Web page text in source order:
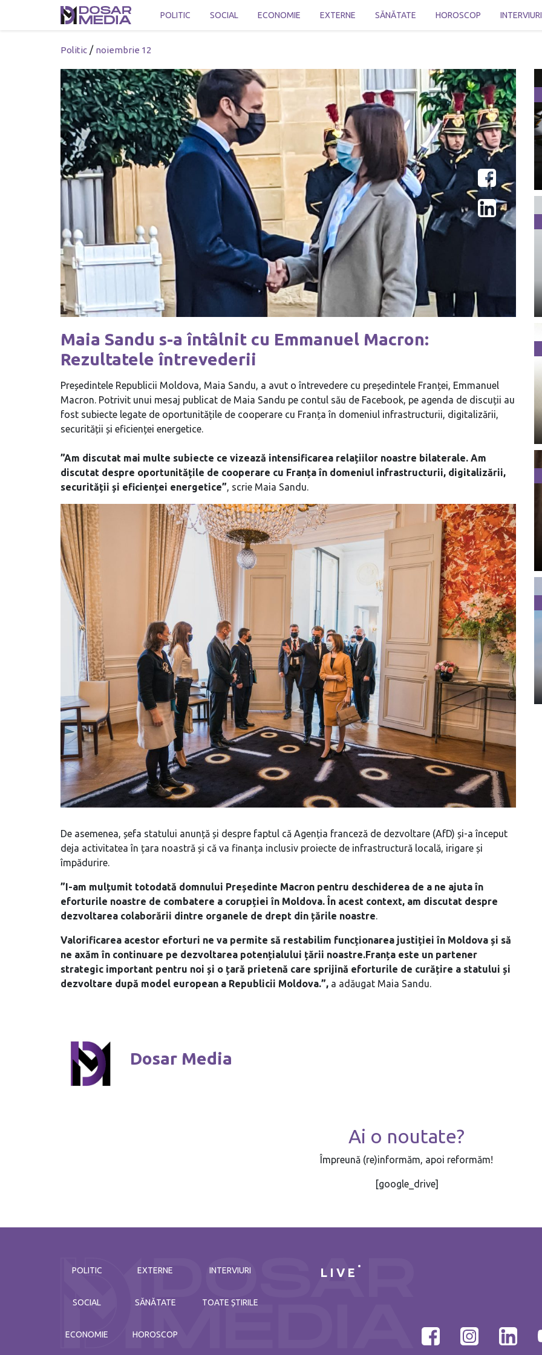
POLITIC SOCIAL ECONOMIE EXTERNE SĂNĂTATE HOROSCOP INTERVIURI
Politic / noiembrie 12
Maia Sandu s-a întâlnit cu Emmanuel Macron:
Rezultatele întrevederii
Președintele Republicii Moldova, Maia Sandu, a avut o întrevedere cu președintele Franței, Emmanuel
Macron. Potrivit unui mesaj publicat de Maia Sandu pe contul său de Facebook, pe agenda de discuții au
fost subiecte legate de oportunitățile de cooperare cu Franța în domeniul infrastructurii, digitalizării,
securității și eficienței energetice.
”Am discutat mai multe subiecte ce vizează intensificarea relațiilor noastre bilaterale. Am
discutat despre oportunitățile de cooperare cu Franța în domeniul infrastructurii, digitalizării,
securității și eficienței energetice”, scrie Maia Sandu.
De asemenea, șefa statului anunță și despre faptul că Agenția franceză de dezvoltare (AfD) și-a început
deja activitatea în țara noastră și că va finanța inclusiv proiecte de infrastructură locală, irigare și
împădurire.
”I-am mulțumit totodată domnului Președinte Macron pentru deschiderea de a ne ajuta în
eforturile noastre de combatere a corupției în Moldova. În acest context, am discutat despre
dezvoltarea colaborării dintre organele de drept din țările noastre.
Valorificarea acestor eforturi ne va permite să restabilim funcționarea justiției în Moldova și să
ne axăm în continuare pe dezvoltarea potențialului țării noastre.Franța este un partener
strategic important pentru noi și o țară prietenă care sprijină eforturile de curățire a statului și
dezvoltare după model european a Republicii Moldova.”, a adăugat Maia Sandu.
Dosar Media
Ai o noutate?
Împreună (re)informăm, apoi reformăm!
[google_drive]
POLITIC
SOCIAL
ECONOMIE
EXTERNE
SĂNĂTATE
HOROSCOP
INTERVIURI
TOATE ȘTIRILE
LIVE